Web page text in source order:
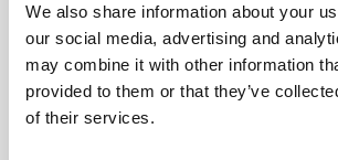
We also share information about your
our social media, advertising and
may combine it with other information
provided to them or that they’ve
of their services.
och skydd de har rätt till, säger Lena
Riksdagen väntas fatta beslut om att
den 20 maj 2026.